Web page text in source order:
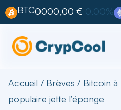
BTC0000,00 € 0,00%
Accueil / Brèves / Bitcoin à
populaire jette l’éponge